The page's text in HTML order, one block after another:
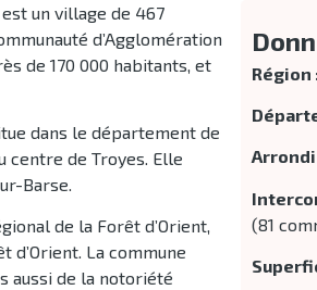
un village de 467
d’Agglomération
de 170 000 habitants, et
dans le département de
centre de Troyes. Elle
Barse.
de la Forêt d’Orient,
d’Orient. La commune
aussi de la notoriété
Région
(81